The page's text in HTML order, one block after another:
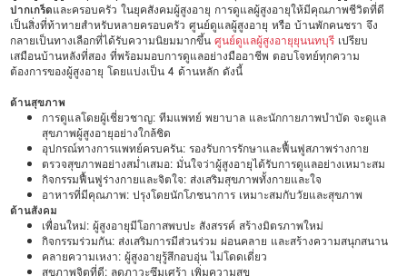
ปากเกร็ดและครอบครัว ในยุคสังคมผู้สูงอายุ การดูแลผู้สูงอายุให้มีคุณภาพชีวิตที่ดี
เป็นสิ่งที่ท้าทายสำหรับหลายครอบครัว ศูนย์ดูแลผู้สูงอายุ หรือ บ้านพักคนชรา จึง
กลายเป็นทางเลือกที่ได้รับความนิยมมากขึ้นศูนย์ดูแลผู้สูงอายุยุนนทบุรี เปรียบ
เสมือนบ้านหลังที่สอง ที่พร้อมมอบการดูแลอย่างมืออาชีพ ตอบโจทย์ทุกความ
ต้องการของผู้สูงอายุ โดยแบ่งเป็น 4 ด้านหลัก ดังนี้
ด้านสุขภาพ
การดูแลโดยผู้เชี่ยวชาญ: ทีมแพทย์ พยาบาล และนักกายภาพบำบัด จะดูแล
สุขภาพผู้สูงอายุอย่างใกล้ชิด
อุปกรณ์ทางการแพทย์ครบครัน: รองรับการรักษาและฟื้นฟูสภาพร่างกาย
ตรวจสุขภาพอย่างสม่ำเสมอ: มั่นใจว่าผู้สูงอายุได้รับการดูแลอย่างเหมาะสม
กิจกรรมฟื้นฟูร่างกายและจิตใจ: ส่งเสริมสุขภาพทั้งกายและใจ
อาหารที่มีคุณภาพ: ปรุงโดยนักโภชนาการ เหมาะสมกับวัยและสุขภาพ
ด้านสังคม
เพื่อนใหม่: ผู้สูงอายุมีโอกาสพบปะ สังสรรค์ สร้างมิตรภาพใหม่
กิจกรรมร่วมกัน: ส่งเสริมการมีส่วนร่วม ผ่อนคลาย และสร้างความสนุกสนาน
คลายความเหงา: ผู้สูงอายุรู้สึกอบอุ่น ไม่โดดเดี่ยว
สุขภาพจิตที่ดี: ลดภาวะซึมเศร้า เพิ่มความสุข